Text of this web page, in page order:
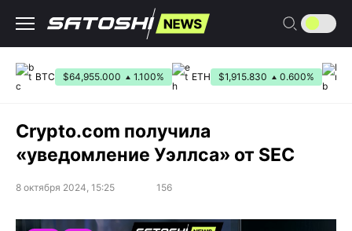
содержанию
BTC $64,955.000 1.100% ETH $1,915.830 0.600%
Crypto.com получила
«уведомление Уэллса» от SEC
8 октября 2024, 15:25 156